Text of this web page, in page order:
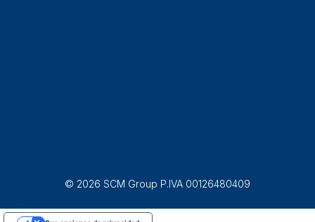
© 2026 SCM Group P.IVA 00126480409